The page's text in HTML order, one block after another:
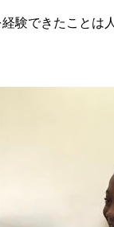
験できたことは